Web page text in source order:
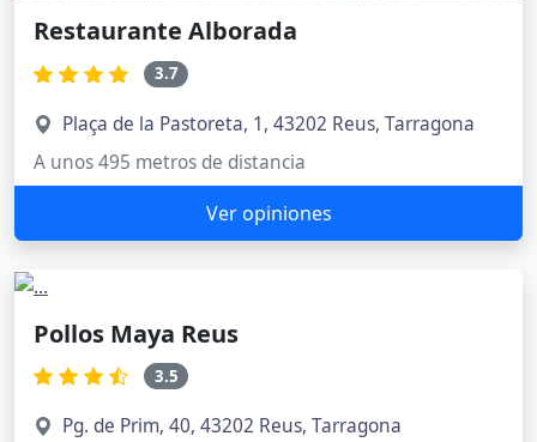
Restaurante Alborada
3.7
Plaça de la Pastoreta, 1, 43202 Reus, Tarragona
A unos 495 metros de distancia
Ver opiniones
Pollos Maya Reus
3.5
Pg. de Prim, 40, 43202 Reus, Tarragona